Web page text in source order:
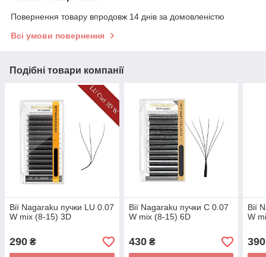
Повернення товару впродовж 14 днів за домовленістю
Всі умови повернення
Подібні товари компанії
Вії Nagaraku пучки LU 0.07
W mix (8-15) 3D
290 ₴
Вії Nagaraku пучки C 0.07
W mix (8-15) 6D
430₴
Вії
W
390